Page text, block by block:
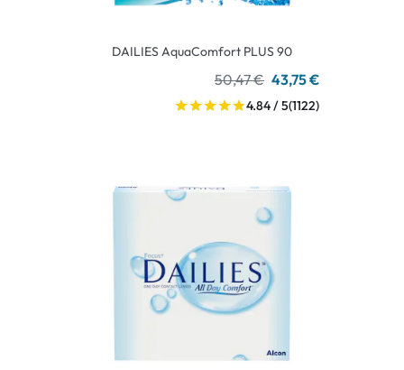
DAILIES AquaComfort PLUS 90
50,47 € 43,75 €
4.84 / 5(1122)